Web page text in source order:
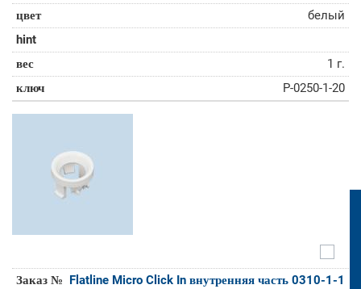
белый
1 г.
P-0250-1-20
Flatline Micro Click In внутренняя часть 0310-1-1